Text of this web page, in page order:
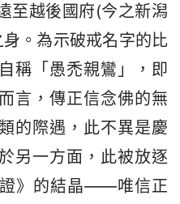
至越後國府(今之新潟
。為示破戒名字的比
稱「愚禿親鸞」，即
言，傳正信念佛的無
的際遇，此不異是慶
另一方面，此被放逐
》的結晶——唯信正